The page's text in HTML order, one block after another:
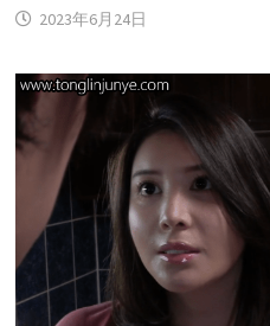
2023年6月24日